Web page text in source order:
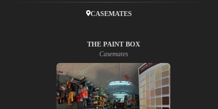
CASEMATES
THE PAINT BOX
Casemates